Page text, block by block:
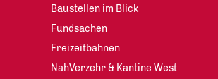
Baustellen im Blick
Fundsachen
Freizeitbahnen
NahVerzehr & Kantine West